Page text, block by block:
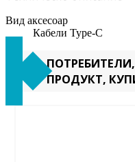
Вид аксесоар
Кабели Type-C
ПРОДУКТ,